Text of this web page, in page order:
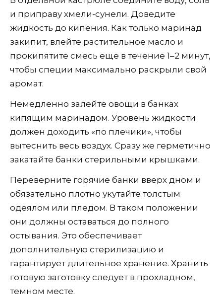
и приправу хмели-сунели. Доведите
жидкость до кипения. Как только маринад
закипит, влейте растительное масло и
прокипятите смесь еще в течение 1–2 минут,
чтобы специи максимально раскрыли свой
аромат.
Немедленно залейте овощи в банках
кипящим маринадом. Уровень жидкости
должен доходить «по плечики», чтобы
вытеснить весь воздух. Сразу же герметично
закатайте банки стерильными крышками.
Переверните горячие банки вверх дном и
обязательно плотно укутайте толстым
одеялом или пледом. В таком положении
они должны оставаться до полного
остывания. Это обеспечивает
дополнительную стерилизацию и
гарантирует длительное хранение. Хранить
готовую заготовку следует в прохладном,
темном месте.